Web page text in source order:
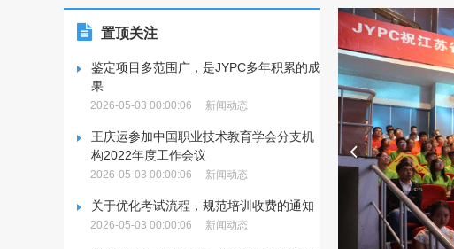
置顶关注
鉴定项目多范围广，是JYPC多年积累的成
果
2026-05-03 00:00:06 新闻动态
王庆运参加中国职业技术教育学会分支机
构2022年度工作会议
2026-05-03 00:00:06 新闻动态
关于优化考试流程，规范培训收费的通知
2026-05-03 00:00:06 新闻动态